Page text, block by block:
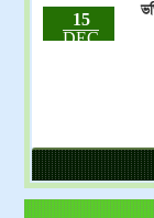
DEC
2023